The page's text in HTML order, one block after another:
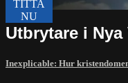
Utbrytare i
Inexplicable: Hur